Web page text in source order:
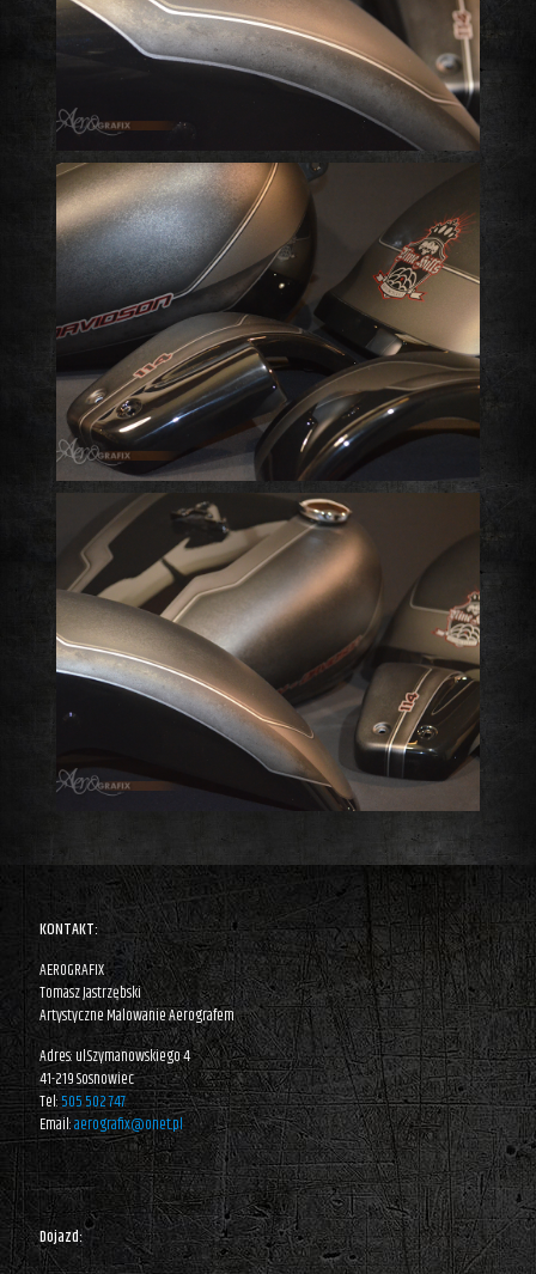
KONTAKT:
AEROGRAFIX
Tomasz Jastrzębski
Artystyczne Malowanie Aerografem
Adres: ul.Szymanowskiego 4
41-219 Sosnowiec
Tel:505 502 747
Email:aerografix@onet.pl
Dojazd: